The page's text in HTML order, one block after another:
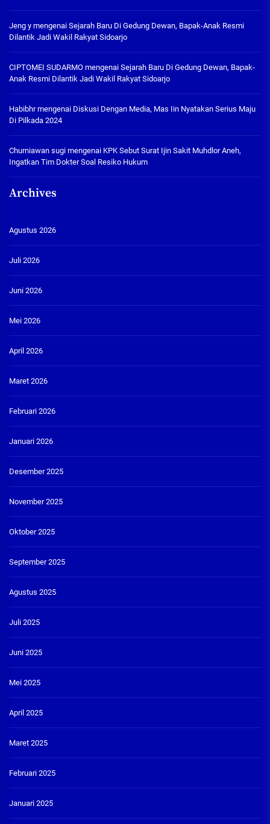
Jeng y mengenai Sejarah Baru Di Gedung Dewan, Bapak-Anak Resmi
Dilantik Jadi Wakil Rakyat Sidoarjo
CIPTOMEI SUDARMO mengenai Sejarah Baru Di Gedung Dewan, Bapak-
Anak Resmi Dilantik Jadi Wakil Rakyat Sidoarjo
Habibhrmengenai Diskusi Dengan Media, Mas Iin Nyatakan Serius Maju
Di Pilkada 2024
Churniawan sugi mengenai KPK Sebut Surat Ijin Sakit Muhdlor Aneh,
Ingatkan Tim Dokter Soal Resiko Hukum
Archives
Agustus 2026
Juli 2026
Juni 2026
Mei 2026
April 2026
Maret 2026
Februari 2026
Januari 2026
Desember 2025
November 2025
Oktober 2025
September 2025
Agustus 2025
Juli 2025
Juni 2025
Mei 2025
April 2025
Maret 2025
Februari 2025
Januari 2025